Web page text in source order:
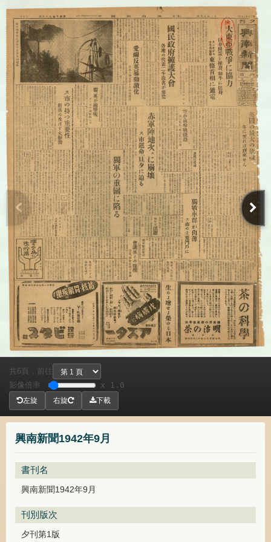
興南新聞1942年9月
書刊名
興南新聞1942年9月
刊別版次
夕刊第1版
共 6頁，
前往
影像倍率
x 1.0
左旋 右旋 下載